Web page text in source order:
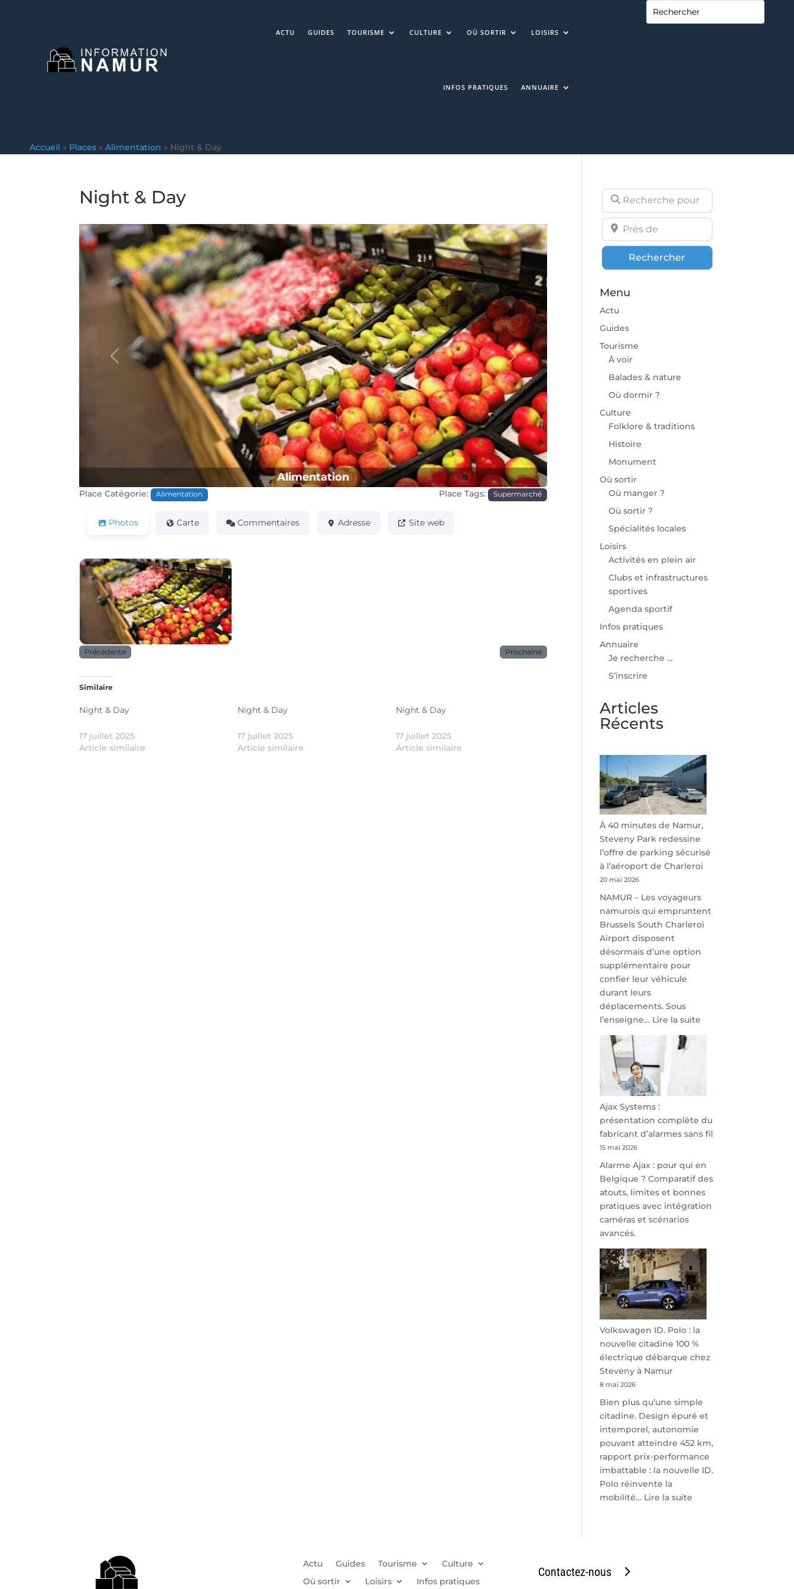
ACTU GUIDES TOURISME CULTURE OÙ SORTIR LOISIRS
INFOS PRATIQUES ANNUAIRE
Accueil » Places » Alimentation » Night & Day
Night & Day
Alimentation
Précédente Prochaine
Place Catégorie: Alimentation Place Tags: Supermarché
Photos Carte Commentaires Adresse Site web
Alimentation
Précédente Prochaine
Similaire
Night & Day
17 juillet 2025
Article similaire
Night & Day
17 juillet 2025
Article similaire
Night & Day
17 juillet 2025
Article similaire
Recherche pour
Près de
Rechercher
Menu
Actu
Guides
Tourisme
À voir
Balades & nature
Où dormir ?
Culture
Folklore & traditions
Histoire
Monument
Où sortir
Où manger ?
Où sortir ?
Spécialités locales
Loisirs
Activités en plein air
Clubs et infrastructures
sportives
Agenda sportif
Infos pratiques
Annuaire
Je recherche …
S’inscrire
Articles
Récents
À 40 minutes de Namur,
Steveny Park redessine
l’offre de parking sécurisé
à l’aéroport de Charleroi
20 mai 2026
NAMUR – Les voyageurs
namurois qui empruntent
Brussels South Charleroi
Airport disposent
désormais d’une option
supplémentaire pour
confier leur véhicule
durant leurs
déplacements. Sous
l’enseigne… Lire la suite
Park
redessine
parking
sécurisé
à
l’aéroport
Ajax Systems :
présentation complète du
fabricant d’alarmes sans fil
15 mai 2026
Alarme Ajax : pour qui en
Belgique ? Comparatif des
atouts, limites et bonnes
pratiques avec intégration
caméras et scénarios
avancés.
Volkswagen ID. Polo : la
nouvelle citadine 100 %
électrique débarque chez
Steveny à Namur
8 mai 2026
Bien plus qu’une simple
citadine. Design épuré et
intemporel, autonomie
pouvant atteindre 452 km,
rapport prix-performance
imbattable : la nouvelle ID.
Polo réinvente la
mobilité… Lire la suite
Actu Guides Tourisme
Culture
Où sortir
Loisirs Infos pratiques
Contactez-nous